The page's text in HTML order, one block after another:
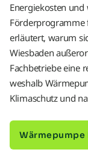
Energiekosten
Förderprogramme
erläutert, warum
Wiesbaden
Fachbetriebe eine
weshalb
Klimaschutz und